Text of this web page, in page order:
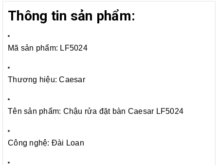
Thông tin sản phẩm:
Mã sản phẩm: LF5024
Thương hiệu: Caesar
Tên sản phẩm: Chậu rửa đặt bàn Caesar LF5024
Công nghệ: Đài Loan